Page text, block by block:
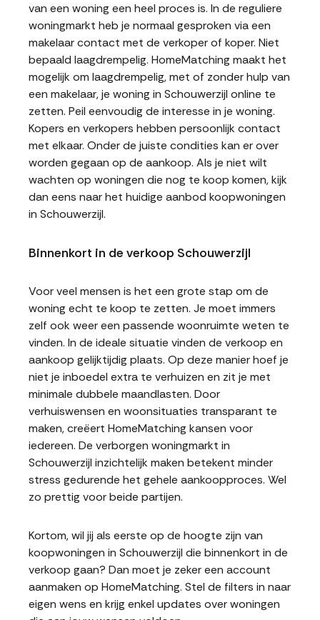
van een woning een heel proces is. In de reguliere
woningmarkt heb je normaal gesproken via een
makelaar contact met de verkoper of koper. Niet
bepaald laagdrempelig. HomeMatching maakt het
mogelijk om laagdrempelig, met of zonder hulp van
een makelaar, je woning in Schouwerzijl online te
zetten. Peil eenvoudig de interesse in je woning.
Kopers en verkopers hebben persoonlijk contact
met elkaar. Onder de juiste condities kan er over
worden gegaan op de aankoop. Als je niet wilt
wachten op woningen die nog te koop komen, kijk
dan eens naar het huidige aanbod koopwoningen
in Schouwerzijl.
Binnenkort in de verkoop Schouwerzijl
Voor veel mensen is het een grote stap om de
woning echt te koop te zetten. Je moet immers
zelf ook weer een passende woonruimte weten te
vinden. In de ideale situatie vinden de verkoop en
aankoop gelijktijdig plaats. Op deze manier hoef je
niet je inboedel extra te verhuizen en zit je met
minimale dubbele maandlasten. Door
verhuiswensen en woonsituaties transparant te
maken, creëert HomeMatching kansen voor
iedereen. De verborgen woningmarkt in
Schouwerzijl inzichtelijk maken betekent minder
stress gedurende het gehele aankoopproces. Wel
zo prettig voor beide partijen.
Kortom, wil jij als eerste op de hoogte zijn van
koopwoningen in Schouwerzijl die binnenkort in de
verkoop gaan? Dan moet je zeker een account
aanmaken op HomeMatching. Stel de filters in naar
eigen wens en krijg enkel updates over woningen